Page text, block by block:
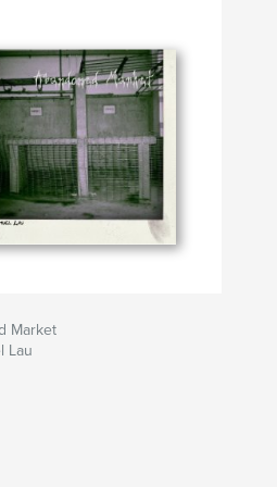
Market
Lau